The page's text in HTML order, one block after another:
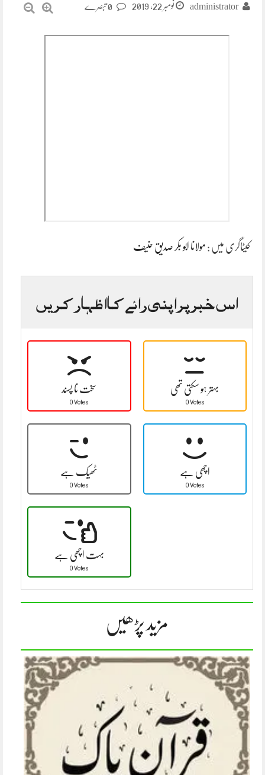
administrator نومبر 22, 2019
کیٹاگری میں : مولانا ابو بکر صدیق حنیف
اس خبر پر اپنی رائے کا اظہار کریں
سخت نا پسند
0 Votes
بہتر ہو سکتی تھی
0 Votes
ٹھیک ہے
0 Votes
اچھی ہے
0 Votes
بہت اچھی ہے
0 Votes
مزید پڑھیں